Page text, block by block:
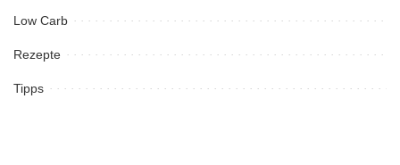
Low Carb
Rezepte
Tipps